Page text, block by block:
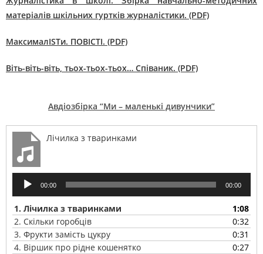
матеріалів шкільних гуртків журналістики. (PDF)
МаксималISTи. ПОВІСТІ. (PDF)
Віть-віть-віть, тьох-тьох-тьох… Співаник. (PDF)
Авдіозбірка “Ми – маленькі дивунчики”
Лічилка з тваринками
Аудіопрогравач
00:00 00:00
1. Лічилка з тваринками
1:08
2. Скільки горобців
0:32
3. Фрукти замість цукру
0:31
4. Віршик про рідне кошенятко
0:27